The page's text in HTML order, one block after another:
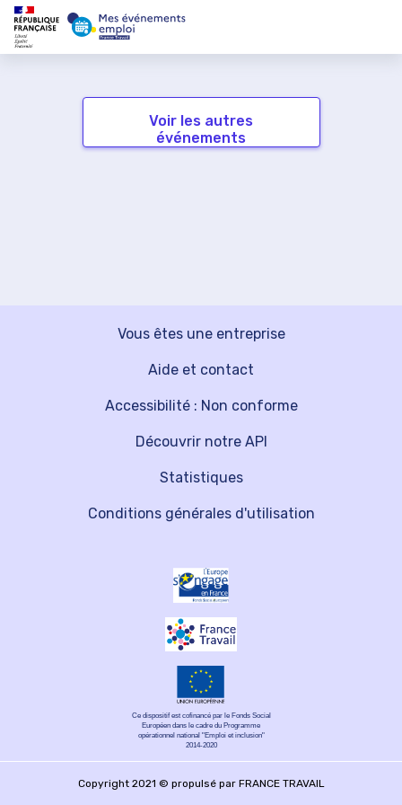
Voir les autres
événements
Vous êtes une entreprise
Découvrir notre API
Aide et contact
Statistiques
Accessibilité : Non conforme
Conditions générales d'utilisation
Ce dispositif est cofinancé par le Fonds Social
Européen dans le cadre du Programme
opérationnel national "Emploi et inclusion"
2014-2020
Copyright 2021 © propulsé par FRANCE TRAVAIL